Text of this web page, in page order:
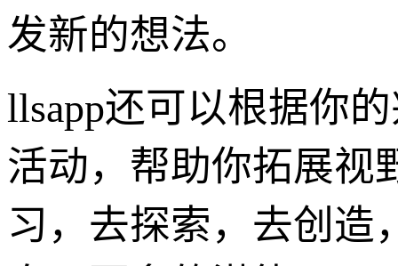
发新的想法。
llsapp还可以根据你
活动，帮助你拓展视
习，去探索，去创造